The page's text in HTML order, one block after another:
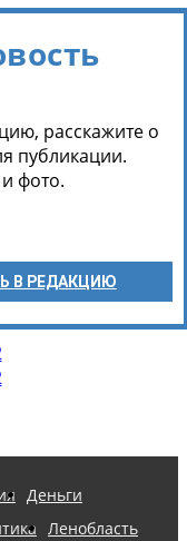
расскажите о
публикации.
фото.
В РЕДАКЦИЮ
Деньги
Ленобласть